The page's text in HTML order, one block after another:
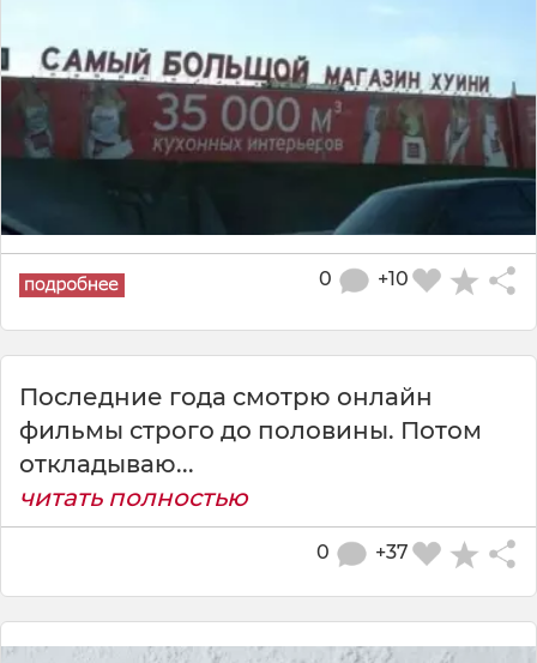
+10
0
Последние года смотрю онлайн
фильмы строго до половины. Потом
откладываю...
читать полностью
+37
0